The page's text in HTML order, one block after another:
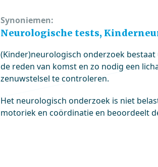
Synoniemen:
Neurologische tests,
(Kinder)neurologisch onderzoek
de reden van komst en zo nodig een
zenuwstelsel te controleren.
Het neurologisch onderzoek is niet
motoriek en coördinatie en beoordeelt